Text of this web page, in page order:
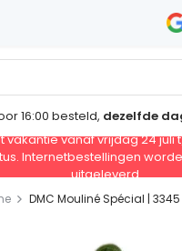
16:00 besteld, dezelfde
vakantie vanaf vrijdag 24 juli
Internetbestellingen
uitgeleverd.
DMC Mouliné Spécial | 3345